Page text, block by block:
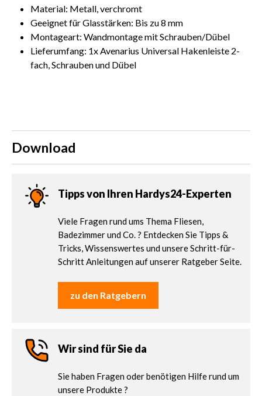
Material: Metall, verchromt
Geeignet für Glasstärken: Bis zu 8 mm
Montageart: Wandmontage mit Schrauben/Dübel
Lieferumfang: 1x Avenarius Universal Hakenleiste 2-
fach, Schrauben und Dübel
Download
Tipps von Ihren Hardys24-Experten
Viele Fragen rund ums Thema Fliesen,
Badezimmer und Co. ? Entdecken Sie Tipps &
Tricks, Wissenswertes und unsere Schritt-für-
Schritt Anleitungen auf unserer Ratgeber Seite.
zu den Ratgebern
Wir sind für Sie da
Sie haben Fragen oder benötigen Hilfe rund um
unsere Produkte ?